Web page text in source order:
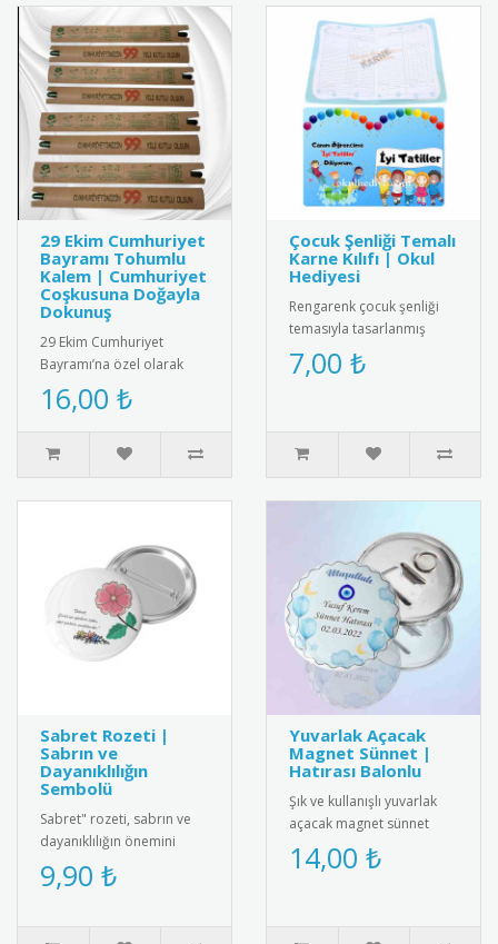
29 Ekim Cumhuriyet
Bayramı Tohumlu
Kalem | Cumhuriyet
Coşkusuna Doğayla
Dokunuş
29 Ekim Cumhuriyet
Bayramı’na özel olarak
tasarlanmış tohumlu
kalem. Kalemin arka
kısmında yer alan ..
16,00 ₺
Çocuk Şenliği Temalı
Karne Kılıfı | Okul
Hediyesi
Rengarenk çocuk şenliği
temasıyla tasarlanmış
karne kılıfı. Dayanıklı ve
kaliteli malzemeden
7,00 ₺
Sabret Rozeti |
Sabrın ve
Dayanıklılığın
Sembolü
Sabret" rozeti, sabrın ve
dayanıklılığın önemini
vurgulayan şık bir tasarım.
Hem kendiniz hem de sev..
9,90 ₺
Yuvarlak Açacak
Magnet Sünnet |
Hatırası Balonlu
Şık ve kullanışlı yuvarlak
açacak magnet sünnet
hediyesi. Yüksek kaliteli
mıknatıs ve paslanmaz
14,00 ₺